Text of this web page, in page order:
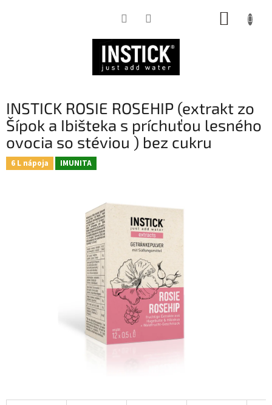
INSTICK ROSIE ROSEHIP (extrakt zo
Šípok a Ibišteka s príchuťou lesného
ovocia so stéviou ) bez cukru
6 L nápoja IMUNITA